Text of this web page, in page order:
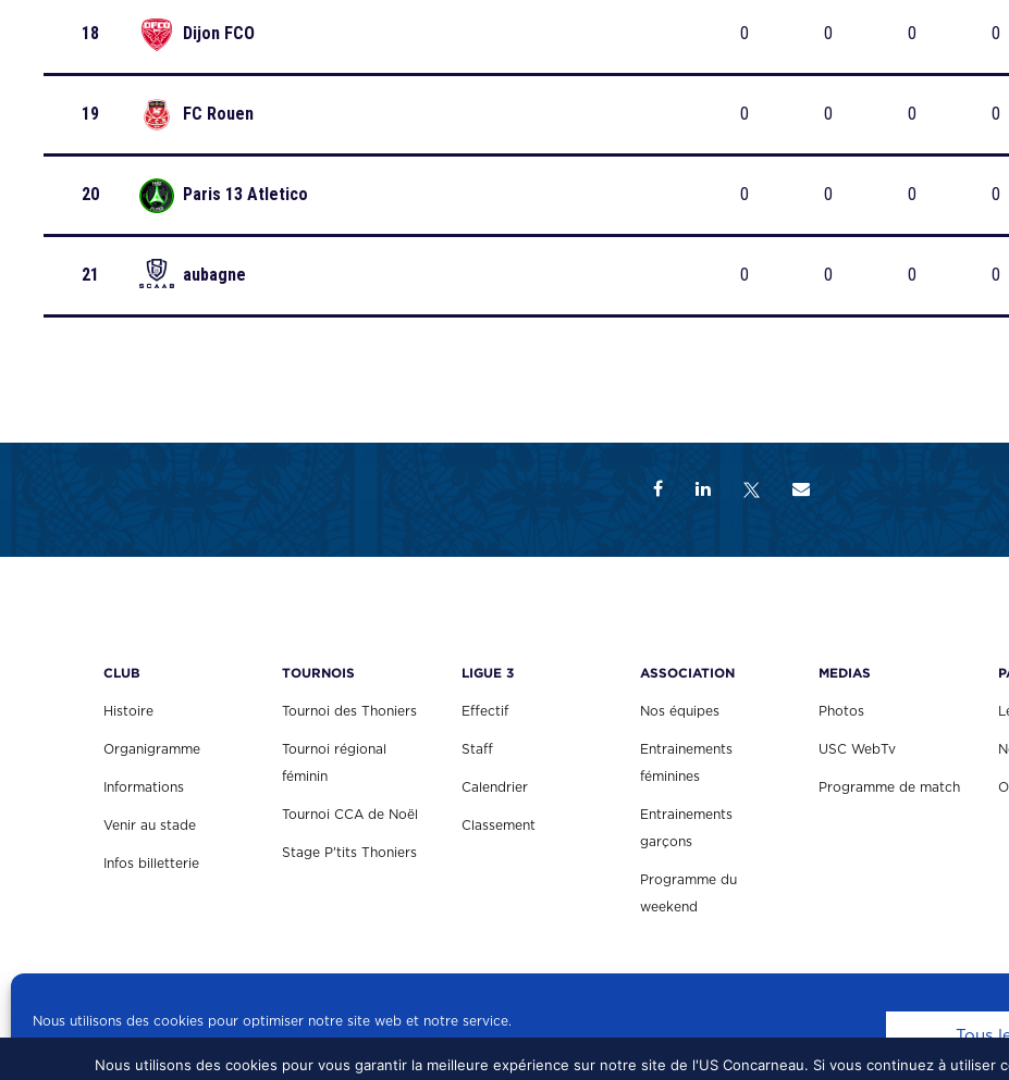
Nous utilisons des cookies pour optimiser notre site web et notre service.
Tous
18 Dijon FCO 0 0 0 0
19 FC Rouen 0 0 0 0
20 Paris 13 Atletico 0 0 0 0
21 aubagne 0 0 0 0
CLUB
Histoire
Organigramme
Informations
Venir au stade
Infos billetterie
TOURNOIS
Tournoi des Thoniers
Tournoi régional
féminin
Tournoi CCA de Noël
Stage P'tits Thoniers
LIGUE 3
Effectif
Staff
Calendrier
Classement
ASSOCIATION
Nos équipes
Entrainements
féminines
Entrainements
garçons
Programme du
weekend
MEDIAS
Photos
USC WebTv
Programme de match
© 2024 US CONCARNEAU, TOUS DROITS RÉSERVÉS.
Nous utilisons des cookies pour vous garantir la meilleure expérience sur notre site de l'US Concarneau. Si vous continuez à